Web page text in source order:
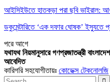
আইসিইউতে হাতকড়া পরা ছবি ভাইরাল:
ডকুমেন্টারিতে ‘এক দফার ঘোষক’ ইস্যুতে
পরেআগে
যথাযথ নিয়মানুসারে গণপ্রজাতন্ত্রী
আবেদিত
কারিগরি সহযোগীতায়ঃ কোডেক্স টেকনোলজি